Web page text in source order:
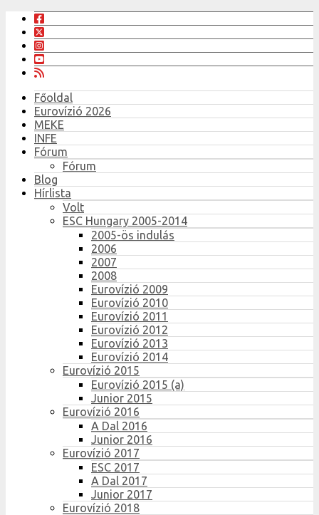
Főoldal
Eurovízió 2026
MEKE
INFE
Fórum
Fórum
Blog
Hírlista
Volt
ESC Hungary 2005-2014
2005-ös indulás
2006
2007
2008
Eurovízió 2009
Eurovízió 2010
Eurovízió 2011
Eurovízió 2012
Eurovízió 2013
Eurovízió 2014
Eurovízió 2015
Eurovízió 2015 (a)
Junior 2015
Eurovízió 2016
A Dal 2016
Junior 2016
Eurovízió 2017
ESC 2017
A Dal 2017
Junior 2017
Eurovízió 2018